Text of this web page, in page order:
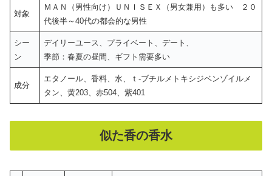
対象
ＭＡＮ（男性向け）ＵＮＩＳＥＸ（男女兼用）も多い ２０
代後半～40代の都会的な男性
シー
ン
デイリーユース、プライベート、デート、
季節：春夏の昼間、ギフト需要多い
成分
エタノール、香料、水、ｔ-ブチルメトキシジベンゾイルメ
タン、黄203、赤504、紫401
似た香の香水